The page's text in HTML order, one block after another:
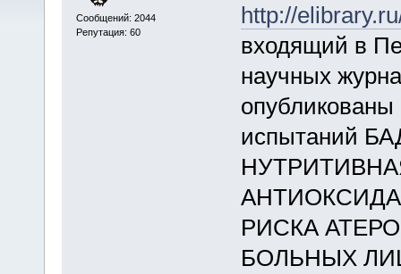
Сообщений: 2044
Репутация: 60
http://
входящий в
научных
опубликованы
испытаний
РИСКА
БОЛЬНЫХ